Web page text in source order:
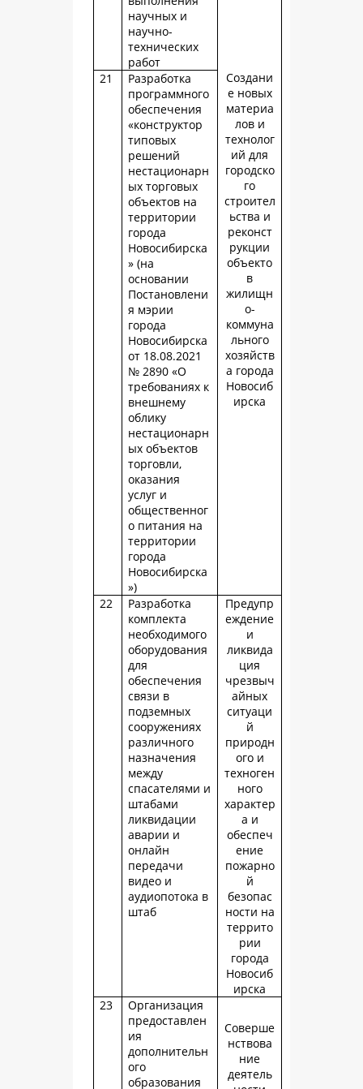
научных и
научно-
технических
работ
Создани
е новых
материа
лов и
технолог
ий для
городско
го
строител
ьства и
реконст
рукции
объекто
в
жилищн
о-
коммуна
льного
хозяйств
а города
Новосиб
ирска
21
Разработка
программного
обеспечения
«конструктор
типовых
решений
нестационарн
ых торговых
объектов на
территории
города
Новосибирска
» (на
основании
Постановлени
я мэрии
города
Новосибирска
от 18.08.2021
№ 2890 «О
требованиях к
внешнему
облику
нестационарн
ых объектов
торговли,
оказания
услуг и
общественног
о питания на
территории
города
Новосибирска
»)
22
Разработка
комплекта
необходимого
оборудования
для
обеспечения
связи в
подземных
сооружениях
различного
назначения
между
спасателями и
штабами
ликвидации
аварии и
онлайн
передачи
видео и
аудиопотока в
штаб
Предупр
еждение
и
ликвида
ция
чрезвыч
айных
ситуаци
й
природн
ого и
техноген
ного
характер
а и
обеспеч
ение
пожарно
й
безопас
ности на
террито
рии
города
Новосиб
ирска
23
Организация
предоставлен
ия
дополнительн
ого
образования
Соверше
нствова
ние
деятель